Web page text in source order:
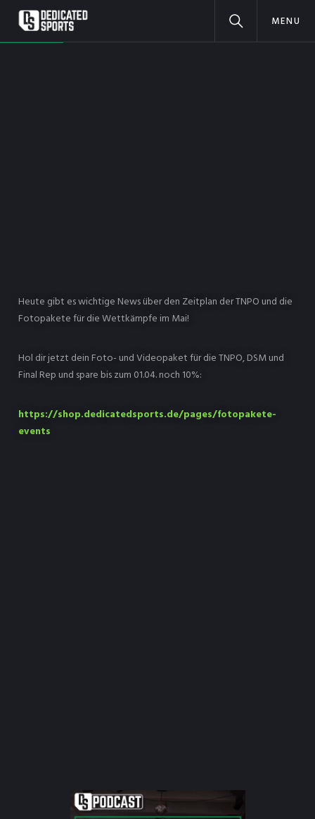
MENU
Heute gibt es wichtige News über den Zeitplan der TNPO und die
Fotopakete für die Wettkämpfe im Mai!
Hol dir jetzt dein Foto- und Videopaket für die TNPO, DSM und
Final Rep und spare bis zum 01.04. noch 10%:
https://shop.dedicatedsports.de/pages/fotopakete-
events